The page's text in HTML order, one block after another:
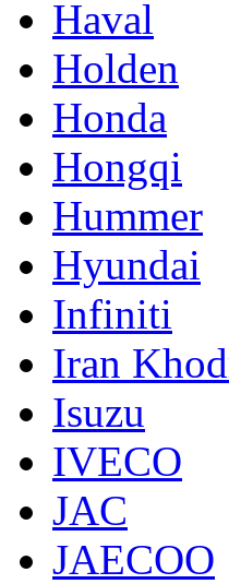
Haval
Holden
Honda
Hongqi
Hummer
Hyundai
Infiniti
Iran
Isuzu
IVECO
JAC
JAECOO